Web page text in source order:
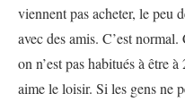
viennent pas acheter, le peu
avec des amis. C’est
on n’est pas habitués à être
aime le loisir. Si les gens ne